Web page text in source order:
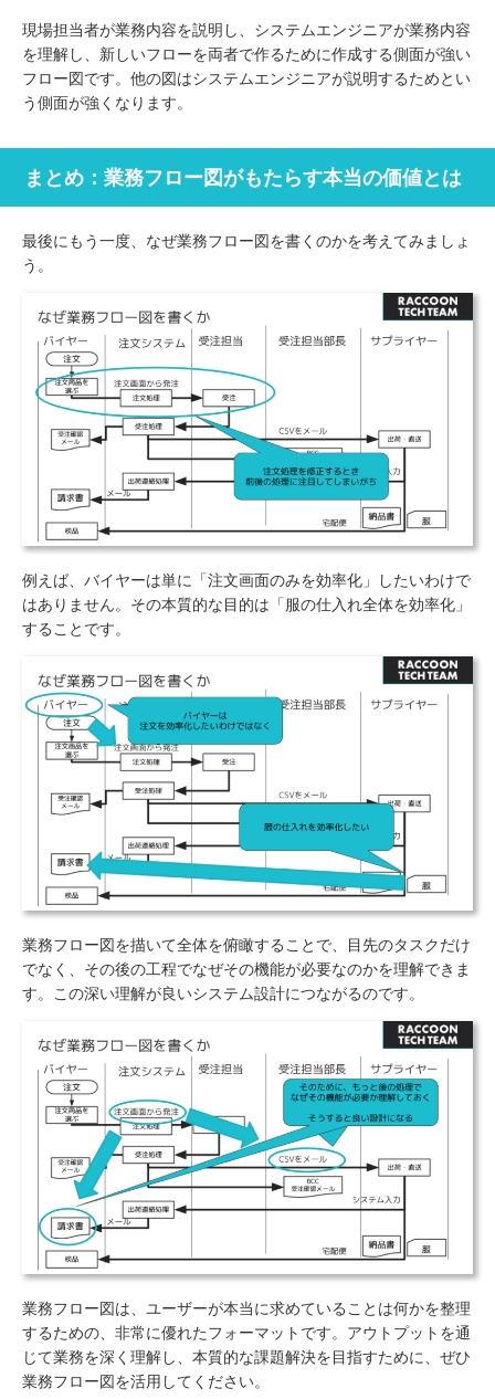
現場担当者が業務内容を説明し、システムエンジニアが業務内容
を理解し、新しいフローを両者で作るために作成する側面が強い
フロー図です。他の図はシステムエンジニアが説明するためとい
う側面が強くなります。
まとめ：業務フロー図がもたらす本当の価値とは
最後にもう一度、なぜ業務フロー図を書くのかを考えてみましょ
う。
例えば、バイヤーは単に「注文画面のみを効率化」したいわけで
はありません。その本質的な目的は「服の仕入れ全体を効率化」
することです。
業務フロー図を描いて全体を俯瞰することで、目先のタスクだけ
でなく、その後の工程でなぜその機能が必要なのかを理解できま
す。この深い理解が良いシステム設計につながるのです。
業務フロー図は、ユーザーが本当に求めていることは何かを整理
するための、非常に優れたフォーマットです。アウトプットを通
じて業務を深く理解し、本質的な課題解決を目指すために、ぜひ
業務フロー図を活用してください。